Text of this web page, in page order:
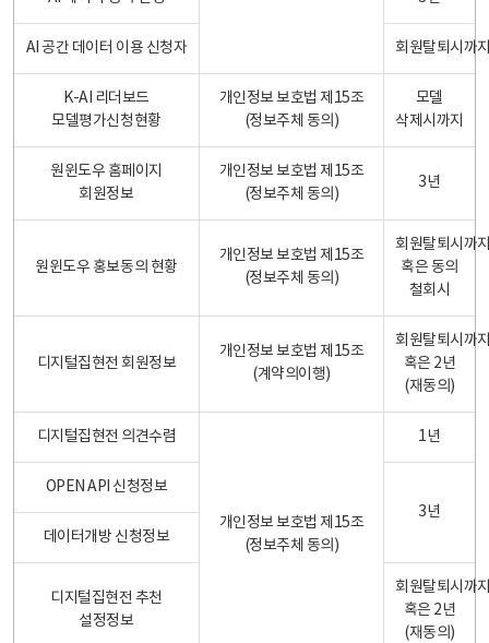
AI 공간 데이터 이용 신청자 회원탈퇴시까
K-AI 리더보드
모델평가신청현황
개인정보 보호법 제15조
(정보주체 동의)
모델
삭제시까지
원윈도우 홈페이지
회원정보
개인정보 보호법 제15조
(정보주체 동의)
3년
원윈도우 홍보동의 현황
개인정보 보호법 제15조
(정보주체 동의)
회원탈퇴시까
혹은 동의
철회시
디지털집현전 회원정보
개인정보 보호법 제15조
(계약의이행)
회원탈퇴시까
혹은 2년
(재동의)
디지털집현전 의견수렴
개인정보 보호법 제15조
(정보주체 동의)
1년
OPEN API 신청정보
3년
데이터개방 신청정보
디지털집현전 추천
설정정보
회원탈퇴시까
혹은 2년
(재동의)